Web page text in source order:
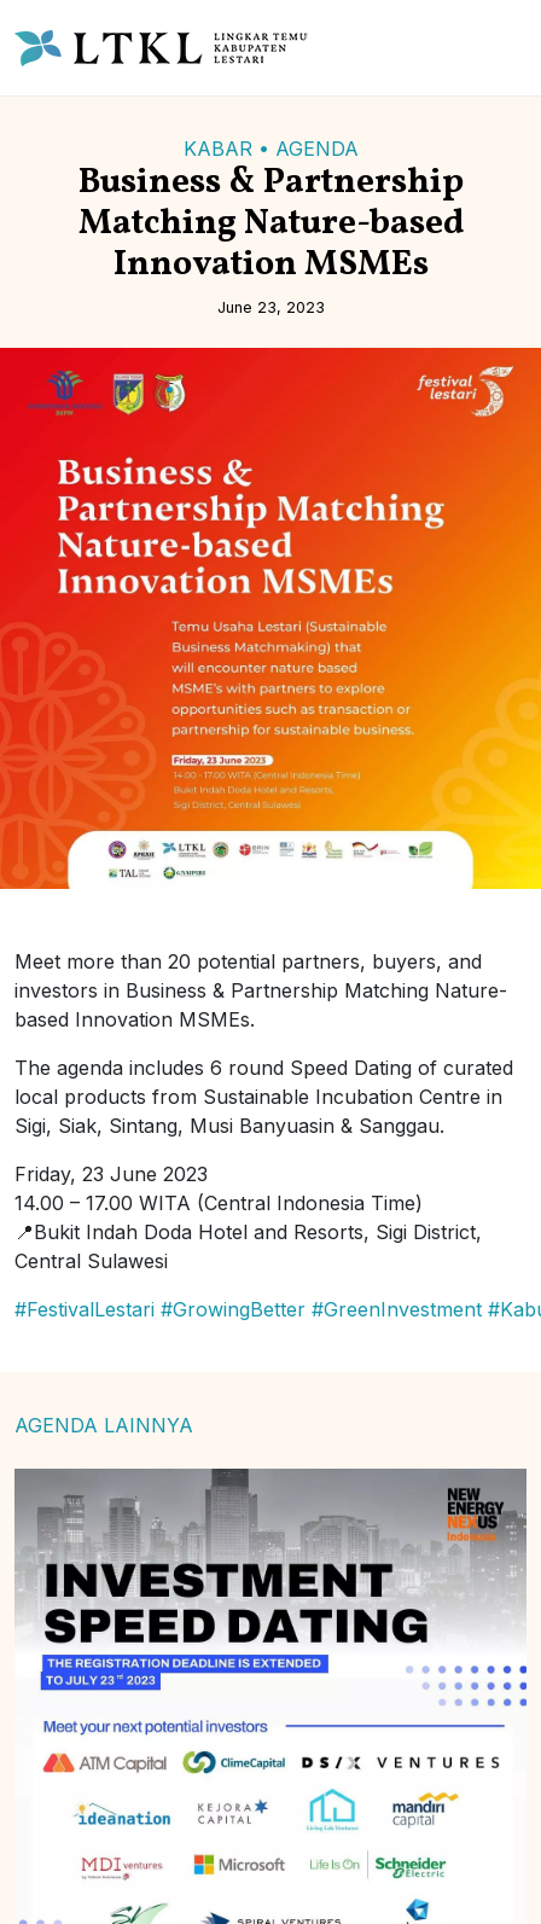
KABAR • AGENDA
Business & Partnership
Matching Nature-based
Innovation MSMEs
June 23, 2023
Meet more than 20 potential partners, buyers, and
investors in Business & Partnership Matching Nature-
based Innovation MSMEs.
The agenda includes 6 round Speed Dating of curated
local products from Sustainable Incubation Centre in
Sigi, Siak, Sintang, Musi Banyuasin & Sanggau.
Friday, 23 June 2023
14.00 – 17.00 WITA (Central Indonesia Time)
📍Bukit Indah Doda Hotel and Resorts, Sigi District,
Central Sulawesi
#FestivalLestari #GrowingBetter #GreenInvestment
AGENDA LAINNYA